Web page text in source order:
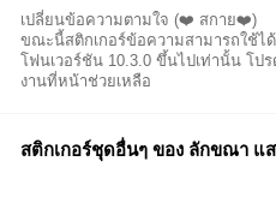
เปลี่ยนข้อความตามใจ (❤️ สกาย❤️)
ขณะนี้สติกเกอร์ข้อความสามารถใช้ไ
โฟนเวอร์ชัน 10.3.0 ขึ้นไปเท่านั้น โป
งานที่หน้าช่วยเหลือ
สติกเกอร์ชุดอื่นๆ ของ ลักขณา